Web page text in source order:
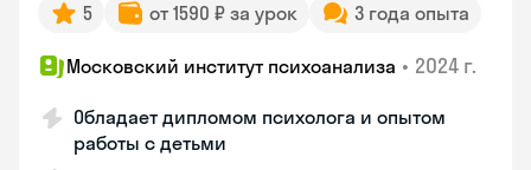
5 от 1590 ₽ за урок 3 года опыта
Московский институт психоанализа • 2024 г.
Обладает дипломом психолога и опытом
работы с детьми